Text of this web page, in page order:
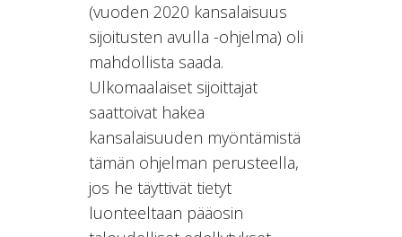
(vuoden 2020 kansalaisuus
sijoitusten avulla -ohjelma) oli
mahdollista saada.
Ulkomaalaiset sijoittajat
saattoivat hakea
kansalaisuuden myöntämistä
tämän ohjelman perusteella,
jos he täyttivät tietyt
luonteeltaan pääosin